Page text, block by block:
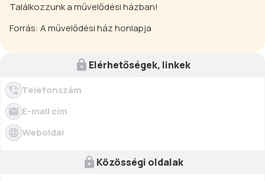
Találkozzunk a művelődési házban!
Forrás: A művelődési ház honlapja
Elérhetőségek, linkek
Telefonszám
E-mail cím
Weboldal
Közösségi oldalak